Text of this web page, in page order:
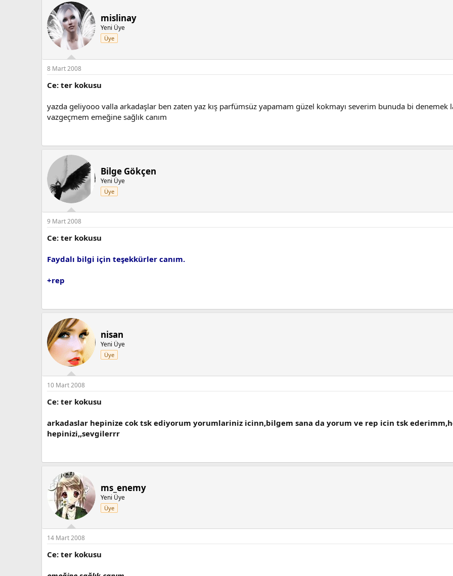
mislinay
Yeni Üye
Üye
8 Mart 2008
Ce: ter kokusu
yazda geliyooo valla arkadaşlar ben zaten yaz kış parfümsüz yapamam güzel kokmayı severim bunuda bi
vazgeçmem emeğine sağlık canım
Bilge Gökçen
Yeni Üye
Üye
9 Mart 2008
Ce: ter kokusu
Faydalı bilgi için teşekkürler canım.
+rep
nisan
Yeni Üye
Üye
10 Mart 2008
Ce: ter kokusu
arkadaslar hepinize cok tsk ediyorum yorumlariniz icinn,bilgem sana da yorum ve rep icin tsk
hepinizi,,sevgilerrr
ms_enemy
Yeni Üye
Üye
14 Mart 2008
Ce: ter kokusu